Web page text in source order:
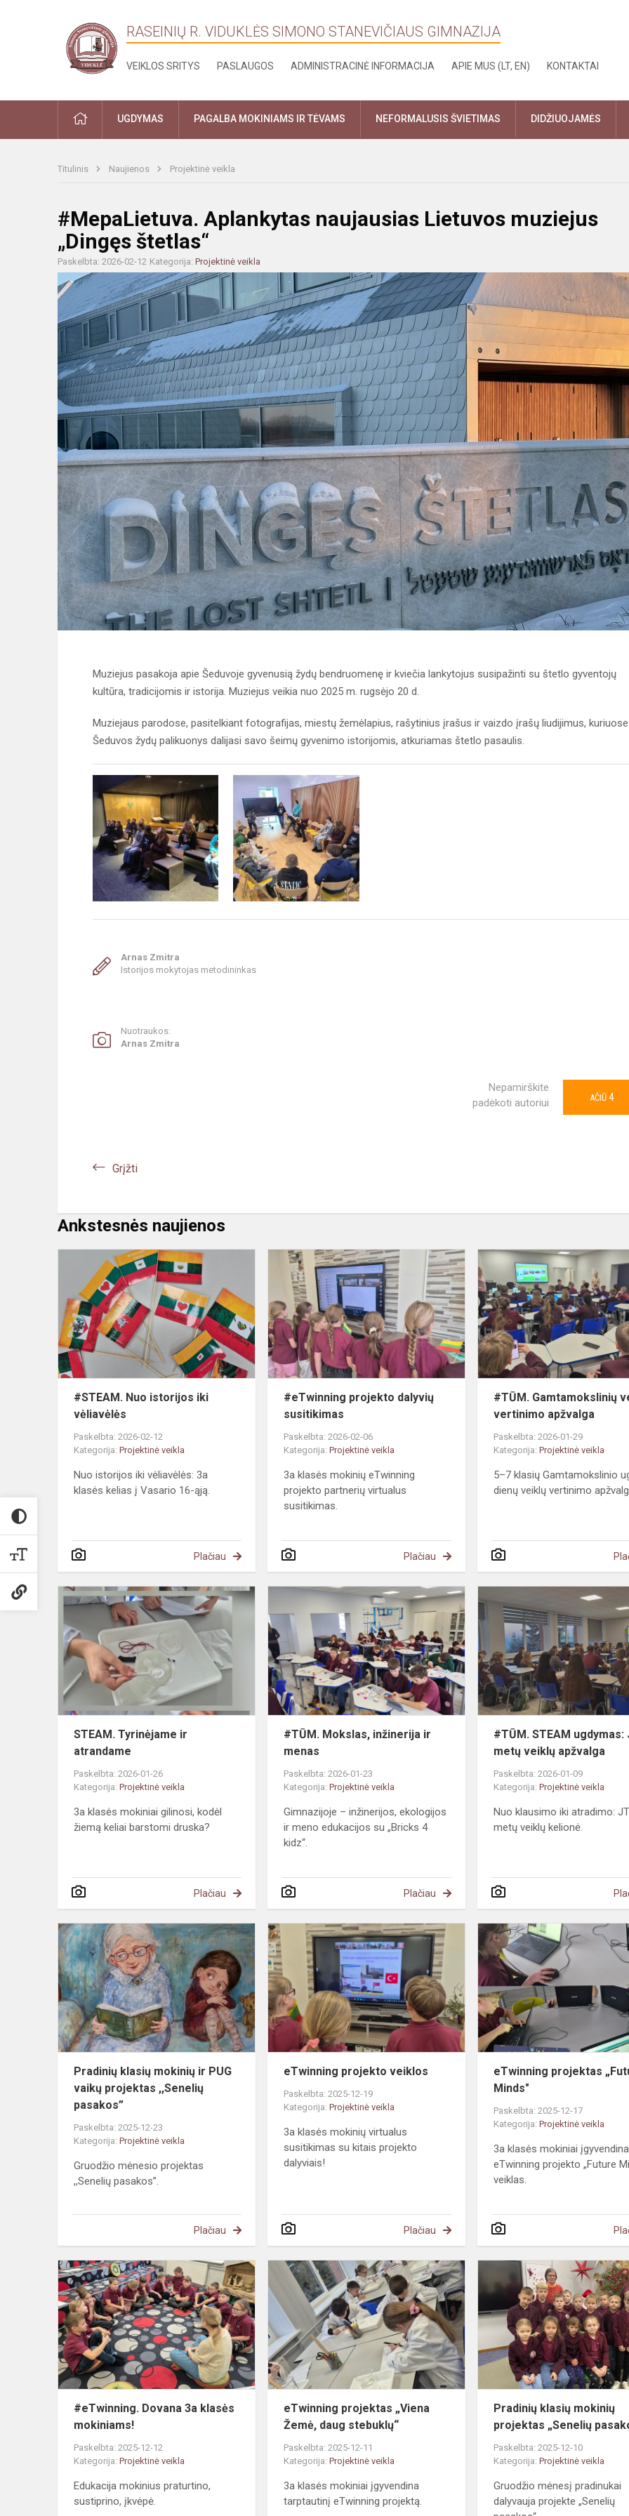
RASEINIŲ R. VIDUKLĖS SIMONO STANEVIČIAUS GIMNAZIJA
VEIKLOS SRITYS PASLAUGOS ADMINISTRACINĖ INFORMACIJA APIE MUS (LT, EN) KONTAKTAI
PRADŽIAUGDYMAS PAGALBA MOKINIAMS IR TĖVAMS NEFORMALUSIS ŠVIETIMAS DIDŽIUOJAMĖS
Titulinis Naujienos Projektinė veikla
#MepaLietuva. Aplankytas naujausias Lietuvos muziejus
„Dingęs štetlas“
Paskelbta: 2026-02-12 Kategorija: Projektinė veikla
Muziejus pasakoja apie Šeduvoje gyvenusią žydų bendruomenę ir kviečia lankytojus susipažinti su štetlo gyventojų
kultūra, tradicijomis ir istorija. Muziejus veikia nuo 2025 m. rugsėjo 20 d.
Muziejaus parodose, pasitelkiant fotografijas, miestų žemėlapius, rašytinius įrašus ir vaizdo įrašų liudijimus, kuriuose
Šeduvos žydų palikuonys dalijasi savo šeimų gyvenimo istorijomis, atkuriamas štetlo pasaulis.
Arnas Zmitra
Istorijos mokytojas metodininkas
Nuotraukos:
Arnas Zmitra
Nepamirškite
padėkoti autoriui
AČIŪ 4
Grįžti
Ankstesnės naujienos
#STEAM.
istorijos
iki
vėliavėlės
#STEAM. Nuo istorijos iki
vėliavėlės
Paskelbta: 2026-02-12
Kategorija: Projektinė veikla
Nuo istorijos iki vėliavėlės: 3a
klasės kelias į Vasario 16-ąją.
Plačiau
#eTwinning
projekto
dalyvių
susitikimas
#eTwinning projekto dalyvių
susitikimas
Paskelbta: 2026-02-06
Kategorija:Projektinė veikla
3a klasės mokinių eTwinning
projekto partnerių virtualus
susitikimas.
Plačiau
#TŪM. Gamtamokslinių
vertinimo apžvalga
Paskelbta: 2026-01-29
Kategorija:Projektinė veikla
5–7 klasių Gamtamokslinio
dienų veiklų vertinimo
STEAM.
Tyrinėjame
atrandame
STEAM. Tyrinėjame ir
atrandame
Paskelbta: 2026-01-26
Kategorija: Projektinė veikla
3a klasės mokiniai gilinosi, kodėl
žiemą keliai barstomi druska?
Plačiau
#TŪM.
Mokslas,
inžinerija
ir
menas
#TŪM. Mokslas, inžinerija ir
menas
Paskelbta: 2026-01-23
Kategorija:Projektinė veikla
Gimnazijoje – inžinerijos, ekologijos
ir meno edukacijos su „Bricks 4
kidz“.
Plačiau
#TŪM. STEAM ugdymas:
metų veiklų apžvalga
Paskelbta: 2026-01-09
Kategorija:Projektinė veikla
Nuo klausimo iki atradimo:
metų veiklų kelionė.
Pradinių
klasių
mokinių
ir
PUG
vaikų
projektas
,,Senelių
Pradinių klasių mokinių ir PUG
vaikų projektas ,,Senelių
pasakos”
Paskelbta: 2025-12-23
Kategorija: Projektinė veikla
Gruodžio mėnesio projektas
,,Senelių pasakos”.
Plačiau
eTwinning
projekto
veiklos
eTwinning projekto veiklos
Paskelbta: 2025-12-19
Kategorija:Projektinė veikla
3a klasės mokinių virtualus
susitikimas su kitais projekto
dalyviais!
Plačiau
eTwinning projektas
Minds"
Paskelbta: 2025-12-17
Kategorija:Projektinė veikla
3a klasės mokiniai įgyvendina
eTwinning projekto „Future
veiklas.
#eTwinning.
Dovana
3a
klasės
mokiniams!
#eTwinning. Dovana 3a klasės
mokiniams!
Paskelbta: 2025-12-12
Kategorija: Projektinė veikla
Edukacija mokinius praturtino,
sustiprino, įkvėpė.
eTwinning
projektas
„Viena
Žemė,
daug
stebuklų“
eTwinning projektas „Viena
Žemė, daug stebuklų“
Paskelbta: 2025-12-11
Kategorija:Projektinė veikla
3a klasės mokiniai įgyvendina
tarptautinį eTwinning projektą.
Pradinių klasių mokinių
projektas „Senelių
Paskelbta: 2025-12-10
Kategorija:Projektinė veikla
Gruodžio mėnesį pradinukai
dalyvauja projekte „Senelių